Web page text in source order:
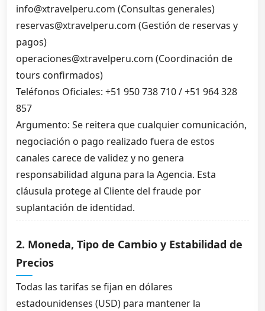
info@xtravelperu.com (Consultas generales)
reservas@xtravelperu.com (Gestión de reservas y
pagos)
operaciones@xtravelperu.com (Coordinación de
tours confirmados)
Teléfonos Oficiales: +51 950 738 710 / +51 964 328
857
Argumento: Se reitera que cualquier comunicación,
negociación o pago realizado fuera de estos
canales carece de validez y no genera
responsabilidad alguna para la Agencia. Esta
cláusula protege al Cliente del fraude por
suplantación de identidad.
2. Moneda, Tipo de Cambio y Estabilidad de
Precios
Todas las tarifas se fijan en dólares
estadounidenses (USD) para mantener la